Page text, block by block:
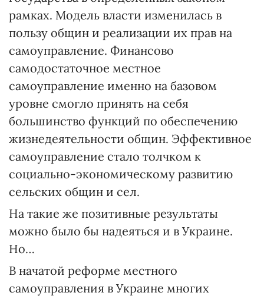
рамках. Модель власти изменилась в
пользу общин и реализации их прав на
самоуправление. Финансово
самодостаточное местное
самоуправление именно на базовом
уровне смогло принять на себя
большинство функций по обеспечению
жизнедеятельности общин. Эффективное
самоуправление стало толчком к
социально-экономическому развитию
сельских общин и сел.
На такие же позитивные результаты
можно было бы надеяться и в Украине.
Но…
В начатой реформе местного
самоуправления в Украине многих